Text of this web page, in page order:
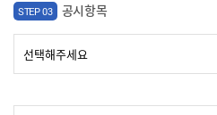
STEP 03 공시항목